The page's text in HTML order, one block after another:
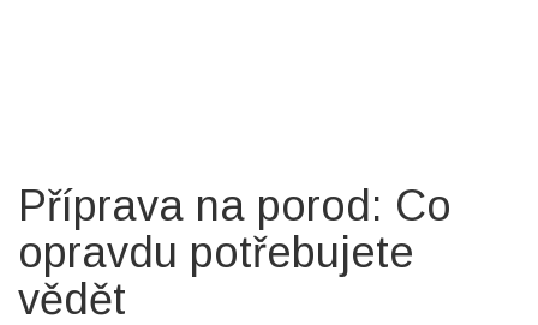
Příprava na porod: Co
opravdu potřebujete
vědět